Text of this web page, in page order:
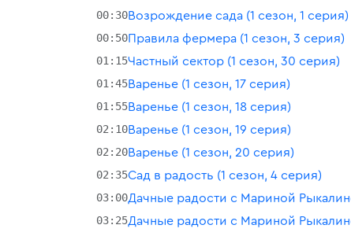
00:30Возрождение сада (1 сезон, 1 серия)
00:50Правила фермера (1 сезон, 3 серия)
01:15Частный сектор (1 сезон, 30 серия)
01:45Варенье (1 сезон, 17 серия)
01:55Варенье (1 сезон, 18 серия)
02:10Варенье (1 сезон, 19 серия)
02:20Варенье (1 сезон, 20 серия)
02:35Сад в радость (1 сезон, 4 серия)
03:00Дачные радости с Мариной
03:25Дачные радости с Мариной